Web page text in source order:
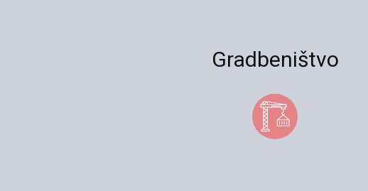
Gradbeništvo